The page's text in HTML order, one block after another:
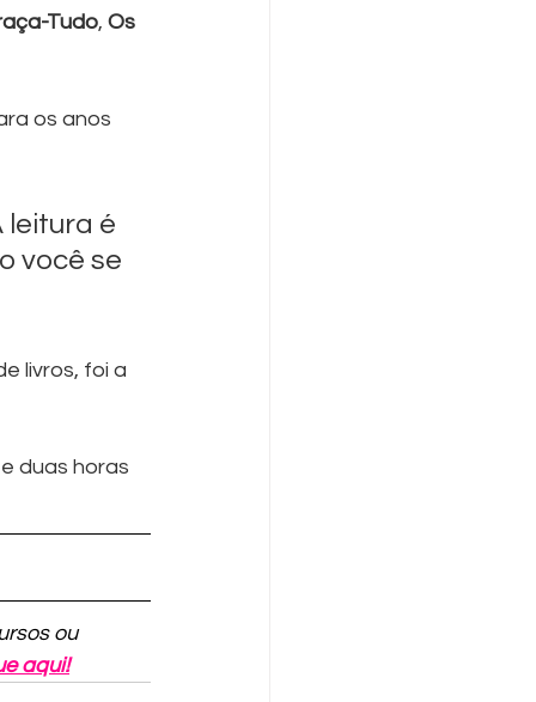
Tudo, Os
os anos
leitura é
você se
livros, foi a
duas horas
ou
aqui!